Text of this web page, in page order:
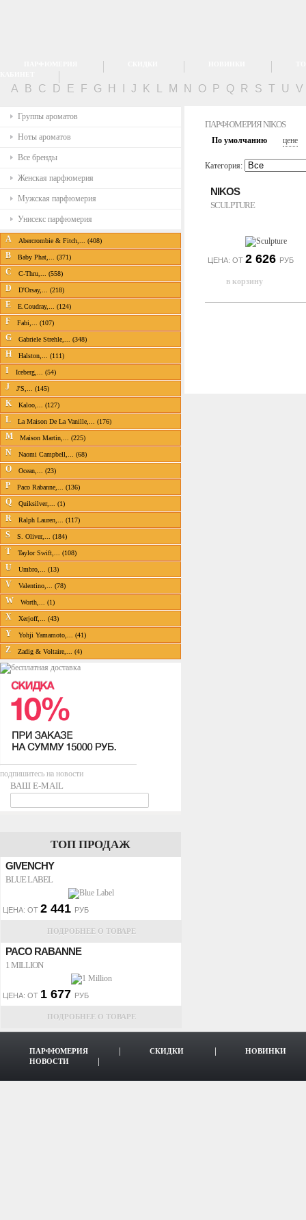
A B C D E F G H J K M N O P Q R S T U V
Группы ароматов
Ноты ароматов
Все бренды
Женская парфюмерия
Мужская парфюмерия
Унисекс парфюмерия
A Abercrombie & Fitch,... (408)
B Baby Phat,... (371)
C C-Thru,... (558)
D D'Orsay,... (218)
E E.Coudray,... (124)
F Fabi,... (107)
G Gabriele Strehle,... (348)
H Halston,... (111)
I Iceberg,... (54)
J J'S,... (145)
K Kaloo,... (127)
L La Maison De La Vanille,... (176)
M Maison Martin,... (225)
N Naomi Campbell,... (68)
O Ocean,... (23)
P Paco Rabanne,... (136)
Q Quiksilver,... (1)
R Ralph Lauren,... (117)
S S. Oliver,... (184)
T Taylor Swift,... (108)
U Umbro,... (13)
V Valentino,... (78)
W Worth,... (1)
X Xerjoff,... (43)
Y Yohji Yamamoto,... (41)
Z Zadig & Voltaire,... (4)
подпишитесь на новости
ВАШ E-MAIL
ТОП ПРОДАЖ
GIVENCHY
BLUE LABEL
ЦЕНА: ОТ 2 441 РУБ
ПОДРОБНЕЕ О ТОВАРЕ
PACO RABANNE
1 MILLION
ЦЕНА: ОТ 1 677 РУБ
ПОДРОБНЕЕ О ТОВАРЕ
ПАРФЮМЕРИЯ NIKOS
По умолчанию цене
Категория:
NIKOS
SCULPTURE
ЦЕНА: ОТ 2 626 РУБ
ПАРФЮМЕРИЯ СКИДКИ
НОВИНКИ
НОВОСТИ